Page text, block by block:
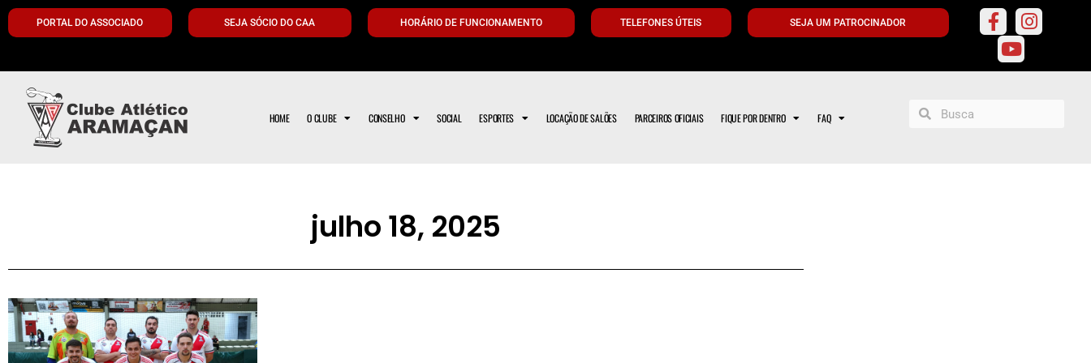
PORTAL DO ASSOCIADO SEJA SÓCIO DO CAA HORÁRIO DE FUNCIONAMENTO TELEFONES ÚTEIS SEJA UM PATROCINADOR
HOME O CLUBE CONSELHO SOCIAL ESPORTES LOCAÇÃO DE SALÕES PARCEIROS OFICIAIS FIQUE POR DENTRO FAQ
julho 18, 2025